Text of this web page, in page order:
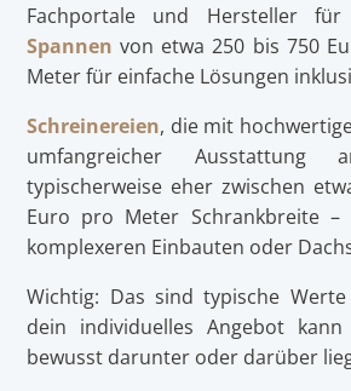
Fachportale und Hersteller für
Spannen von etwa 250 bis 750
Meter für einfache Lösungen
Schreinereien, die mit
umfangreicher Ausstattung
typischerweise eher zwischen
Euro pro Meter Schrankbreite –
komplexeren Einbauten oder
Wichtig: Das sind typische
dein individuelles Angebot
bewusst darunter oder darüber